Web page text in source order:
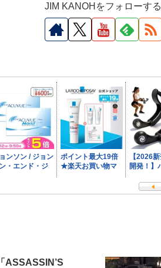
JIM KANOHをフォローする
「ASSASSIN’S